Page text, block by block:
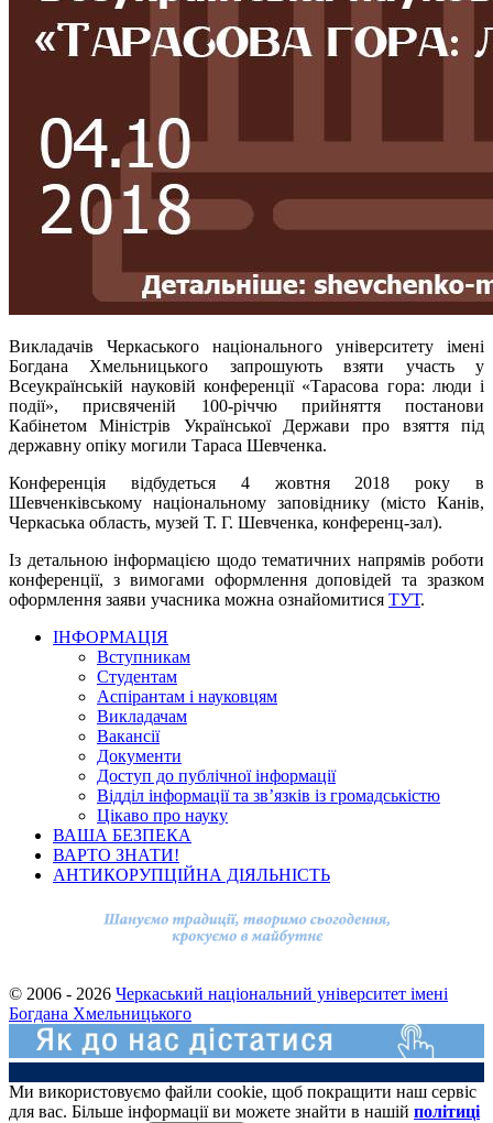
Викладачів Черкаського національного університету імені
Богдана Хмельницького запрошують взяти участь у
Всеукраїнській науковій конференції «Тарасова гора: люди і
події», присвяченій 100-річчю прийняття постанови
Кабінетом Міністрів Української Держави про взяття під
державну опіку могили Тараса Шевченка.
Конференція відбудеться 4 жовтня 2018 року в
Шевченківському національному заповіднику (місто Канів,
Черкаська область, музей Т. Г. Шевченка, конференц-зал).
Із детальною інформацією щодо тематичних напрямів роботи
конференції, з вимогами оформлення доповідей та зразком
оформлення заяви учасника можна ознайомитися ТУТ.
ІНФОРМАЦІЯ
Вступникам
Студентам
Аспірантам і науковцям
Викладачам
Вакансії
Документи
Доступ до публічної інформації
Відділ інформації та зв’язків із громадськістю
Цікаво про науку
ВАША БЕЗПЕКА
ВАРТО ЗНАТИ!
АНТИКОРУПЦІЙНА ДІЯЛЬНІСТЬ
© 2006 - 2026 Черкаський національний університет імені
Богдана Хмельницького
Ми використовуємо файли cookie, щоб покращити наш сервіс
для вас. Більше інформації ви можете знайти в нашій політиці